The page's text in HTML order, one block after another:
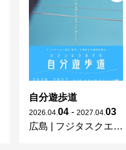
自分遊歩道
2026 04 04 - 2027 04 03
広島
フジタスクエアまるくる大野